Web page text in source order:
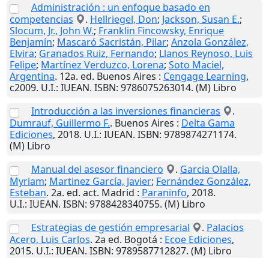
Administración : un enfoque basado en
competencias
. Hellriegel, Don; Jackson, Susan E.;
Slocum, Jr., John W.; Franklin Fincowsky, Enrique
Benjamín; Mascaró Sacristán, Pilar; Anzola González,
Elvira; Granados Ruiz, Fernando; Llanos Reynoso, Luis
Felipe; Martínez Verduzco, Lorena; Soto Maciel,
Argentina. 12a. ed. Buenos Aires : Cengage Learning,
c2009. U.I.: IUEAN. ISBN: 9786075263014. (M) Libro
Introducción a las inversiones financieras
.
Dumrauf, Guillermo F.. Buenos Aires : Delta Gama
Ediciones, 2018. U.I.: IUEAN. ISBN: 9789874271174.
(M) Libro
Manual del asesor financiero
. Garcia Olalla,
Myriam; Martinez García, Javier; Fernández González,
Esteban. 2a. ed. act. Madrid : Paraninfo, 2018.
U.I.: IUEAN. ISBN: 9788428340755. (M) Libro
Estrategias de gestión empresarial
. Palacios
Acero, Luis Carlos. 2a ed. Bogotá : Ecoe Ediciones,
2015. U.I.: IUEAN. ISBN: 9789587712827. (M) Libro